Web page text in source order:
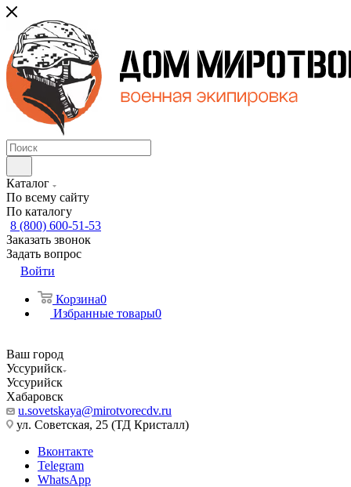
Каталог
По всему сайту
По каталогу
8 (800) 600-51-53
Заказать звонок
Задать вопрос
Войти
Корзина0
Избранные товары0
Ваш город
Уссурийск
Уссурийск
Хабаровск
u.sovetskaya@mirotvorecdv.ru
ул. Советская, 25 (ТД Кристалл)
Вконтакте
Telegram
WhatsApp